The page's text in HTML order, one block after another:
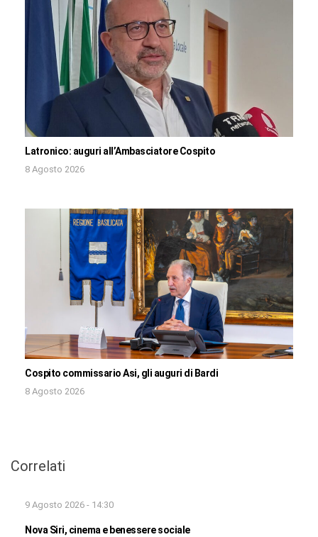
Latronico: auguri all’Ambasciatore Cospito
8 Agosto 2026
Cospito commissario Asi, gli auguri di Bardi
8 Agosto 2026
Correlati
9 Agosto 2026 - 14:30
Nova Siri, cinema e benessere sociale